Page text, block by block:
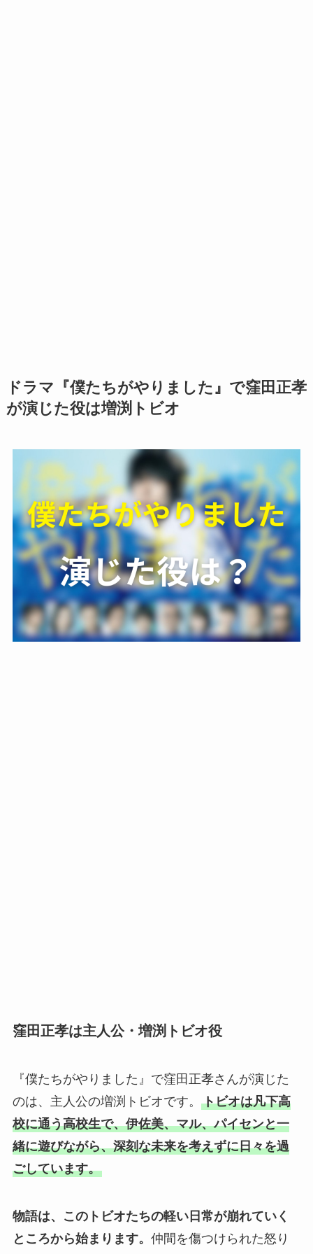
ドラマ『僕たちがやりました』で窪田正孝
が演じた役は増渕トビオ
窪田正孝は主人公・増渕トビオ役
『僕たちがやりました』で窪田正孝さんが演じた
のは、主人公の増渕トビオです。 トビオは凡下高
校に通う高校生で、伊佐美、マル、パイセンと一
緒に遊びながら、深刻な未来を考えずに日々を過
ごしています。
物語は、このトビオたちの軽い日常が崩れていく
ところから始まります。 仲間を傷つけられた怒り